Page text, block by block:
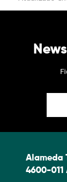
Alameda
4600-